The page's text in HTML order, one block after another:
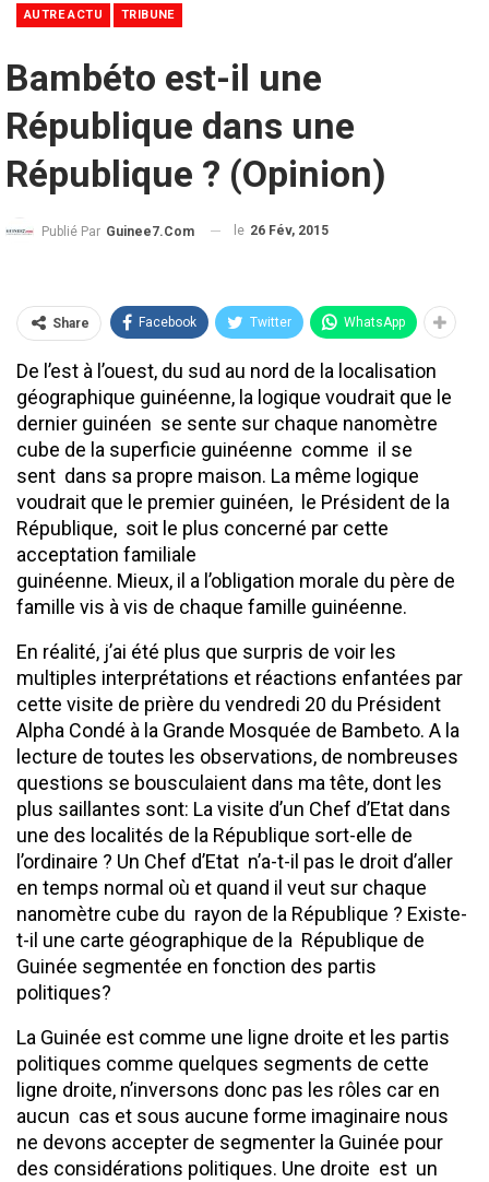
AUTRE ACTU TRIBUNE
Bambéto est-il une
République dans une
République ? (Opinion)
Publié Par Guinee7.com le 26 Fév, 2015
Share Facebook Twitter WhatsApp
De l’est à l’ouest, du sud au nord de la localisation
géographique guinéenne, la logique voudrait que le
dernier guinéen se sente sur chaque nanomètre
cube de la superficie guinéenne comme il se
sent dans sa propre maison. La même logique
voudrait que le premier guinéen, le Président de la
République, soit le plus concerné par cette
acceptation familiale
guinéenne. Mieux, il a l’obligation morale du père de
famille vis à vis de chaque famille guinéenne.
En réalité, j’ai été plus que surpris de voir les
multiples interprétations et réactions enfantées par
cette visite de prière du vendredi 20 du Président
Alpha Condé à la Grande Mosquée de Bambeto. A la
lecture de toutes les observations, de nombreuses
questions se bousculaient dans ma tête, dont les
plus saillantes sont: La visite d’un Chef d’Etat dans
une des localités de la République sort-elle de
l’ordinaire ? Un Chef d’Etat n’a-t-il pas le droit d’aller
en temps normal où et quand il veut sur chaque
nanomètre cube du rayon de la République ? Existe-
t-il une carte géographique de la République de
Guinée segmentée en fonction des partis
politiques?
La Guinée est comme une ligne droite et les partis
politiques comme quelques segments de cette
ligne droite, n’inversons donc pas les rôles car en
aucun cas et sous aucune forme imaginaire nous
ne devons accepter de segmenter la Guinée pour
des considérations politiques. Une droite est un